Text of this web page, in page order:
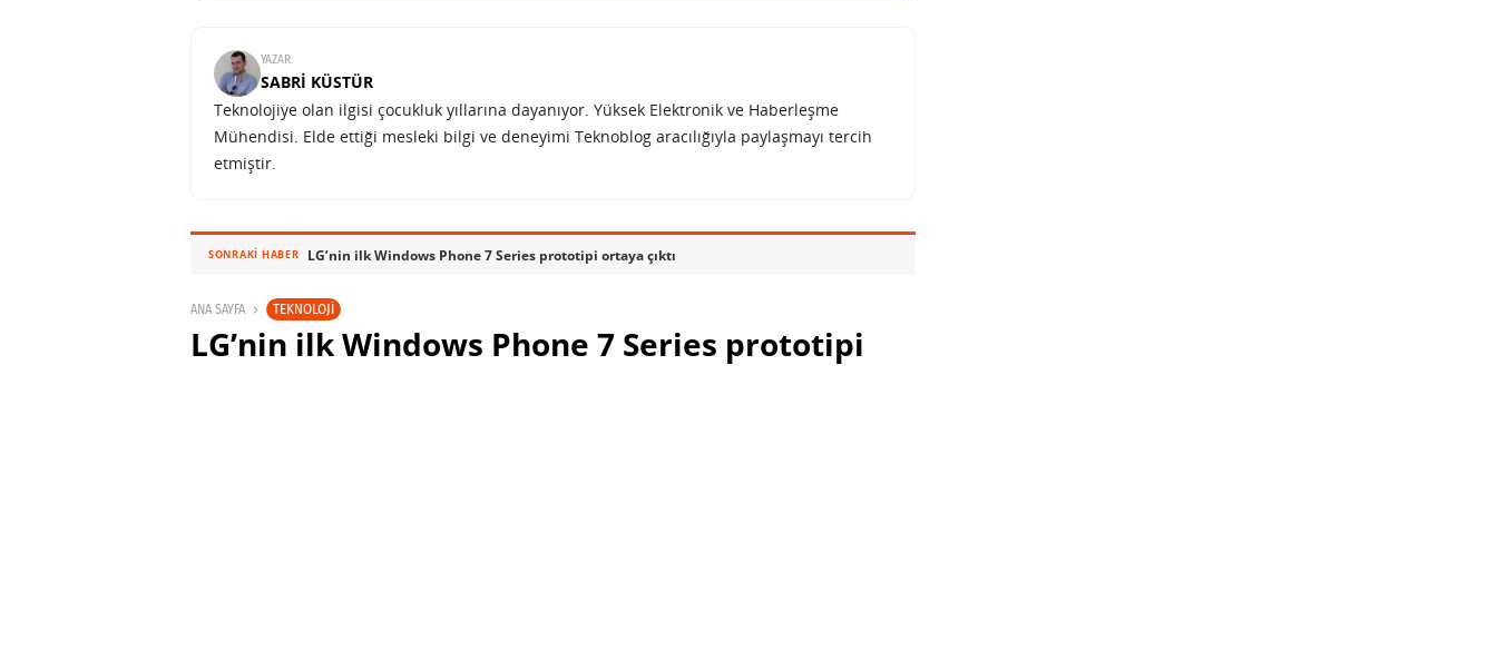
YAZAR:
SABRI KÜSTÜR
Teknolojiye olan ilgisi çocukluk yıllarına dayanıyor. Yüksek Elektronik ve Haberleşme
Mühendisi. Elde ettiği mesleki bilgi ve deneyimi Teknoblog aracılığıyla paylaşmayı tercih
etmiştir.
SONRAKI HABER LG’nin ilk Windows Phone 7 Series prototipi ortaya çıktı
ANA SAYFA TEKNOLOJI
LG’nin ilk Windows Phone 7 Series prototipi